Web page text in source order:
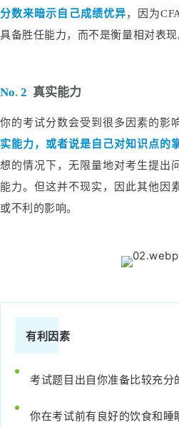
分数来暗示自己成绩优异，因为
具备胜任能力，而不是衡量相对表现
No. 2 真实能力
你的考试分数会受到很多因素的影
实能力，或者说是自己对知识点的
想的情况下，无限量地对考生提出
能力。但这并不现实，因此其他因
或不利的影响。
有利因素
考试题目出自你准备比较充
你在考试前有良好的饮食和睡